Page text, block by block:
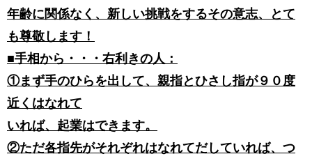
年齢に関係なく、新しい挑戦をするその意志、とて
も尊敬します！
■手相から・・・右利きの人：
①まず手のひらを出して、親指とひさし指が９０度
近くはなれて
いれば、起業はできます。
②ただ各指先がそれぞれはなれてだしていれば、つ